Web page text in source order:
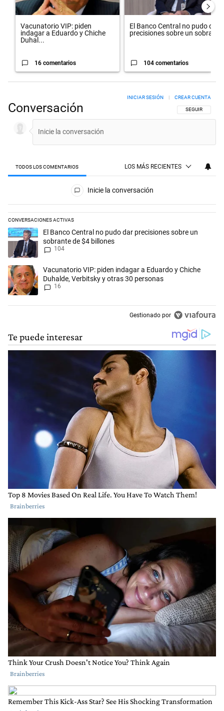
Vacunatorio VIP: piden
indagar a Eduardo y Chiche
Duhal...
16 comentarios
El Banco Central no pudo dar
precisiones sobre un sobra...
104 comentarios
Conversación SIGA ESTA
SEGUIR
INICIAR SESIÓN | CREAR CUENTA
TODOS LOS COMENTARIOS LOS MÁS RECIENTES
Inicie la conversación
CONVERSACIONES ACTIVAS
Este listado muestra los artículos con más comentarios en los
Un artículo de tendencia con el título "El Banco Central no pudo dar
El Banco Central no pudo dar precisiones sobre un
sobrante de $4 billones
104
Un artículo de tendencia con el título "Vacunatorio VIP: piden
Vacunatorio VIP: piden indagar a Eduardo y Chiche
Duhalde, Verbitsky y otras 30 personas
16
Gestionado por